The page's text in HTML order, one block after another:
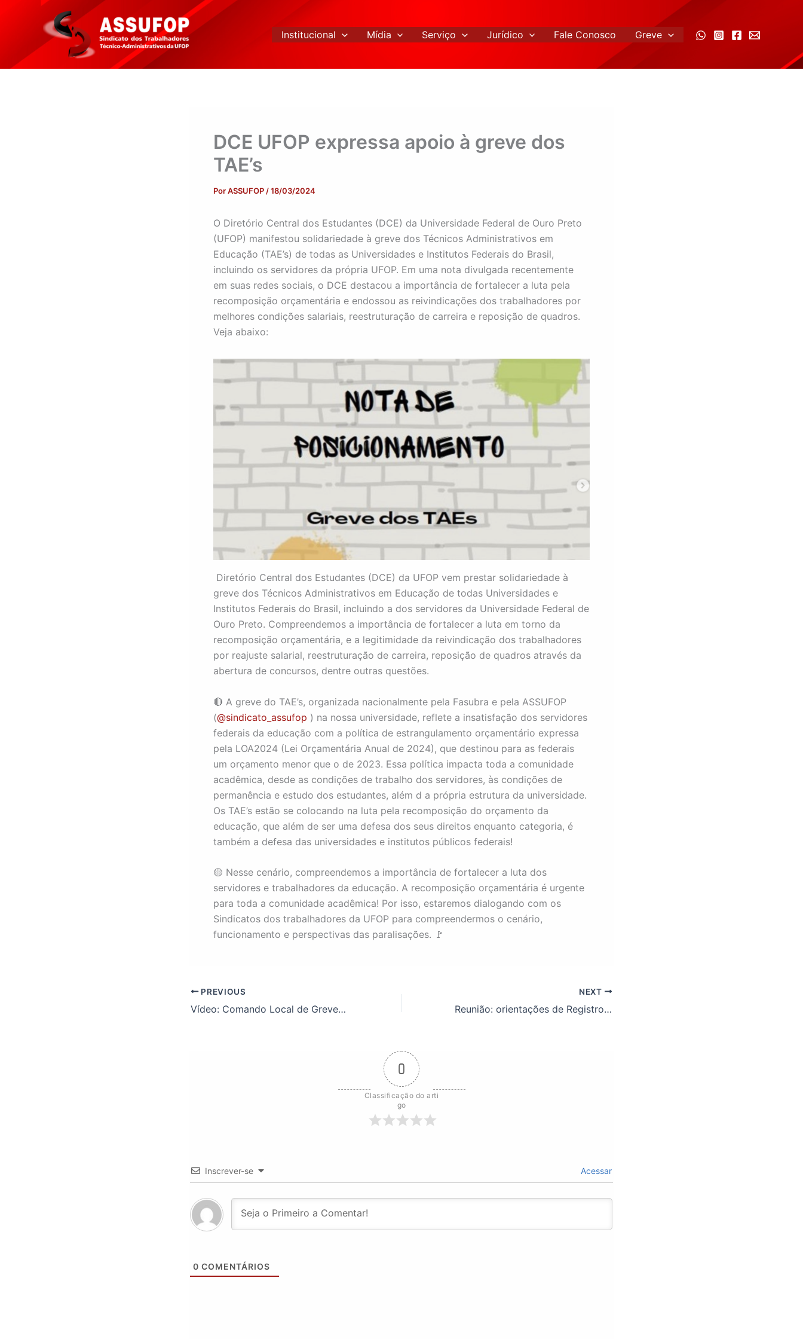
conteúdo
Institucional Mídia Serviço Jurídico Fale Conosco Greve
DCE UFOP expressa apoio à greve dos
TAE’s
PorASSUFOP /18/03/2024
O Diretório Central dos Estudantes (DCE) da Universidade Federal de Ouro Preto
(UFOP) manifestou solidariedade à greve dos Técnicos Administrativos em
Educação (TAE’s) de todas as Universidades e Institutos Federais do Brasil,
incluindo os servidores da própria UFOP. Em uma nota divulgada recentemente
em suas redes sociais, o DCE destacou a importância de fortalecer a luta pela
recomposição orçamentária e endossou as reivindicações dos trabalhadores por
melhores condições salariais, reestruturação de carreira e reposição de quadros.
Veja abaixo:
Diretório Central dos Estudantes (DCE) da UFOP vem prestar solidariedade à
greve dos Técnicos Administrativos em Educação de todas Universidades e
Institutos Federais do Brasil, incluindo a dos servidores da Universidade Federal de
Ouro Preto. Compreendemos a importância de fortalecer a luta em torno da
recomposição orçamentária, e a legitimidade da reivindicação dos trabalhadores
por reajuste salarial, reestruturação de carreira, reposição de quadros através da
abertura de concursos, dentre outras questões.
🔴 A greve do TAE’s, organizada nacionalmente pela Fasubra e pela ASSUFOP
(@sindicato_assufop ) na nossa universidade, reflete a insatisfação dos servidores
federais da educação com a política de estrangulamento orçamentário expressa
pela LOA2024 (Lei Orçamentária Anual de 2024), que destinou para as federais
um orçamento menor que o de 2023. Essa política impacta toda a comunidade
acadêmica, desde as condições de trabalho dos servidores, às condições de
permanência e estudo dos estudantes, além d a própria estrutura da universidade.
Os TAE’s estão se colocando na luta pela recomposição do orçamento da
educação, que além de ser uma defesa dos seus direitos enquanto categoria, é
também a defesa das universidades e institutos públicos federais!
🟡 Nesse cenário, compreendemos a importância de fortalecer a luta dos
servidores e trabalhadores da educação. A recomposição orçamentária é urgente
para toda a comunidade acadêmica! Por isso, estaremos dialogando com os
Sindicatos dos trabalhadores da UFOP para compreendermos o cenário,
funcionamento e perspectivas das paralisações. 🚩
PREVIOUS
Vídeo: Comando Local de Greve se reúne com administração da UFOP
NEXT
Reunião: orientações de Registro de Frequência na Greve
0
Classificação do arti
go
Inscrever-se Acessar
0 COMENTÁRIOS